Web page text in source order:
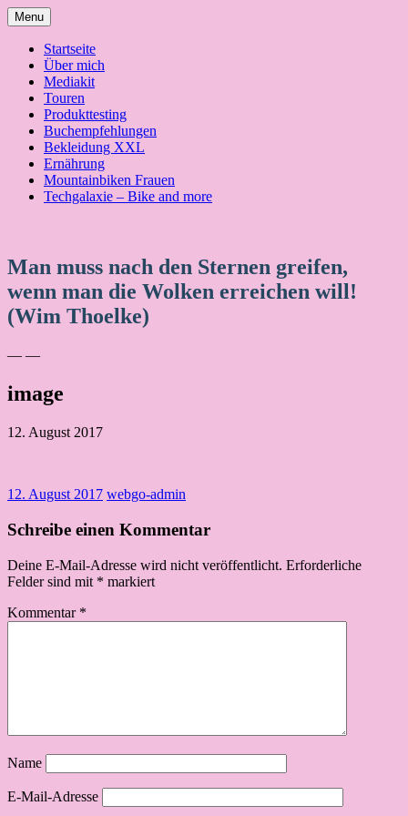
Skip
to
content
Menu
Startseite
Über mich
Mediakit
Touren
Produkttesting
Buchempfehlungen
Bekleidung XXL
Ernährung
Mountainbiken Frauen
Techgalaxie – Bike and more
Man muss nach den Sternen greifen,
wenn man die Wolken erreichen will!
(Wim Thoelke)
— —
image
12. August 2017
12. August 2017 webgo-admin
Schreibe einen Kommentar
Deine E-Mail-Adresse wird nicht veröffentlicht. Erforderliche
Felder sind mit * markiert
Kommentar *
Name
E-Mail-Adresse